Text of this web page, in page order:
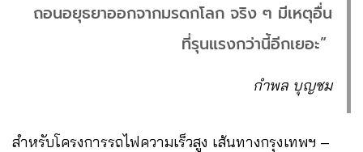
ถอนอยุธยาออกจากมรดกโลก จริง ๆ มีเหตุอื่น
ที่รุนแรงกว่านี้อีกเยอะ”
กำพล บุญชม
สำหรับโครงการรถไฟความเร็วสูง เส้นทางกรุงเทพฯ –